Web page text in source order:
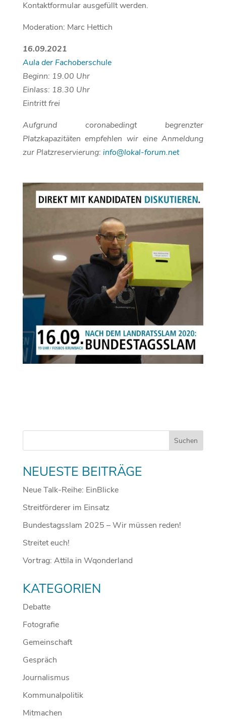
Kontaktformular ausgefüllt werden.
Moderation: Marc Hettich
16.09.2021
Aula der Fachoberschule
Beginn: 19.00 Uhr
Einlass: 18.30 Uhr
Eintritt frei
Aufgrund coronabedingt begrenzter
Platzkapazitäten empfehlen wir eine Anmeldung
zur Platzreservierung: info@lokal-forum.net
NEUESTE BEITRÄGE
Neue Talk-Reihe: EinBlicke
Streitförderer im Einsatz
Bundestagsslam 2025 – Wir müssen reden!
Streitet euch!
Vortrag: Attila in Wqonderland
KATEGORIEN
Debatte
Fotografie
Gemeinschaft
Gespräch
Journalismus
Kommunalpolitik
Mitmachen